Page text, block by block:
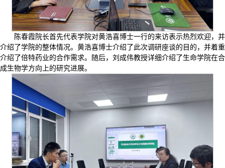
陈春霞院长首先代表学院对黄浩喜博士一行的来访表示热烈欢迎，并
介绍了学院的整体情况。黄浩喜博士介绍了此次调研座谈的目的，并着重
介绍了倍特药业的合作需求。随后，刘成伟教授详细介绍了生命学院在合
成生物学方向上的研究进展。